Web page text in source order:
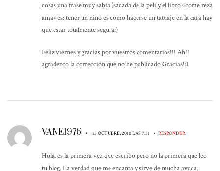
cosas una frase muy sabia (sacada de la peli y el libro «come reza
ama» es: tener un niño es como hacerse un tatuaje en la cara hay
que estar totalmente segura:)
Feliz viernes y gracias por vuestros comentarios!!! Ah!!
agradezco la corrección que no he publicado Gracias!:)
VANE1976 • 15 OCTUBRE, 2010 LAS 7:51 • RESPONDER
Hola, es la primera vez que escribo pero no la primera que leo
tu blog. La verdad que me encanta y sirve de mucha ayuda.